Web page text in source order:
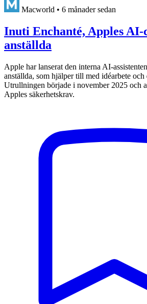
Macworld • 6 månader sedan
Inuti Enchanté, Apples
anställda
Apple har lanserat den interna AI-
anställda, som hjälper till med idéarbete och
Utrullningen började i november 2025 och
Apples säkerhetskrav.